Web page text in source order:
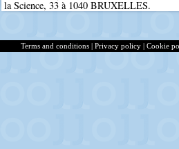
la Science, 33 à 1040 BRUXELLES.
Terms and conditions | Privacy policy | Cookie